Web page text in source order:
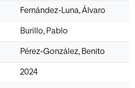
Fernández-Luna, Álvaro
Burillo, Pablo
Pérez-González, Benito
2024